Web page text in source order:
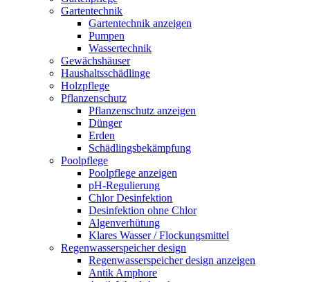
Gartentechnik
Gartentechnik anzeigen
Pumpen
Wassertechnik
Gewächshäuser
Haushaltsschädlinge
Holzpflege
Pflanzenschutz
Pflanzenschutz anzeigen
Dünger
Erden
Schädlingsbekämpfung
Poolpflege
Poolpflege anzeigen
pH-Regulierung
Chlor Desinfektion
Desinfektion ohne Chlor
Algenverhütung
Klares Wasser / Flockungsmittel
Regenwasserspeicher design
Regenwasserspeicher design anzeigen
Antik Amphore